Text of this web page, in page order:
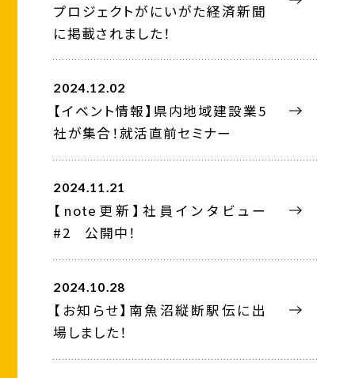
プロジェクトがにいがた経済新聞
に掲載されました！
2024.12.02
【イベント情報】県内地域建設業5
社が集合！就活直前セミナー
2024.11.21
【note更新】社員インタビュー
#2 公開中！
2024.10.28
【お知らせ】南魚沼縦断駅伝に出
場しました！